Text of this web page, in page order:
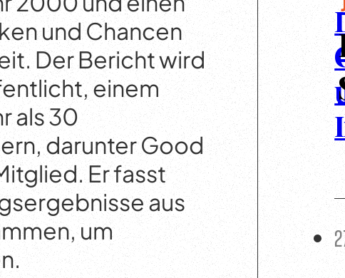
und Chancen
Der Bericht wird
einem
als 30
darunter Good
Er fasst
aus
um